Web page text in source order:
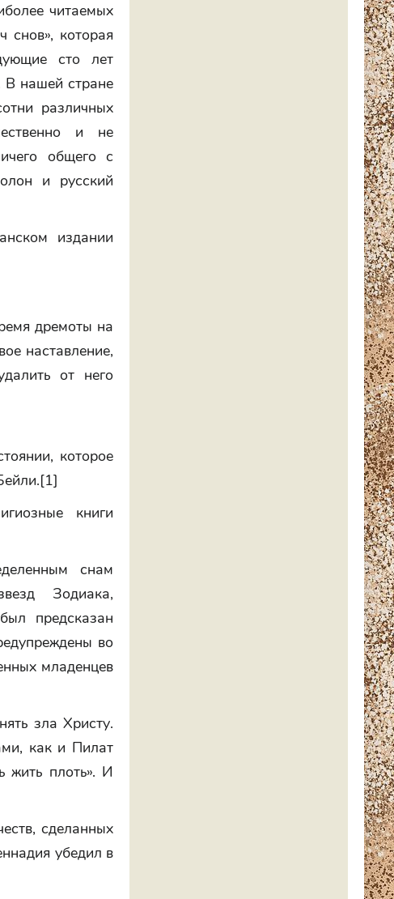
читаемых
снов», которая
сто лет
нашей стране
различных
и не
общего с
и русский
издании
дремоты на
наставление,
от него
которое
книги
снам
Зодиака,
предсказан
во
младенцев
зла Христу.
как и Пилат
жить плоть». И
сделанных
убедил в